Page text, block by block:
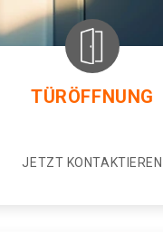
TÜRÖFFNUNG
JETZT KONTAKTIEREN